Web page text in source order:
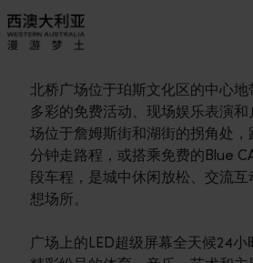
北桥广场位于珀斯文化区的中心地
多彩的免费活动、现场娱乐表演
场位于詹姆斯街和湖街的拐角处，
分钟走路程，或搭乘免费的Blue
段车程，是城中休闲放松、交流互
想场所。
广场上的LED超级屏幕全天候24